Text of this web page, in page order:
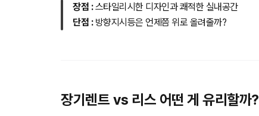
장점 :스타일리시한 디자인과 쾌적한 실내공간
단점 : 방향지시등은 언제쯤 위로 올려줄까?
장기렌트 vs 리스 어떤 게 유리할까?